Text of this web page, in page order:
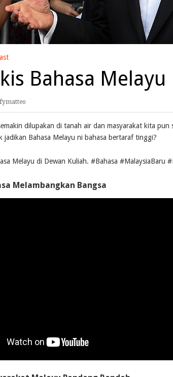
Bahasa Melayu
dilupakan di tanah air dan masyarakat kita
jadikan Bahasa Melayu ni bahasa bertaraf tinggi?
Melayu di Dewan Kuliah. #Bahasa #MalaysiaBaru
Melambangkan Bangsa